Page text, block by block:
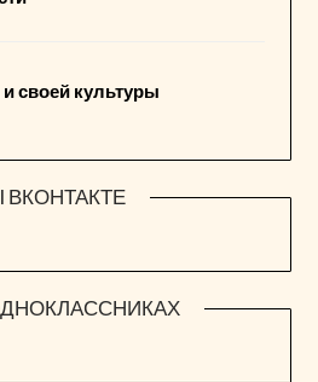
своей культуры